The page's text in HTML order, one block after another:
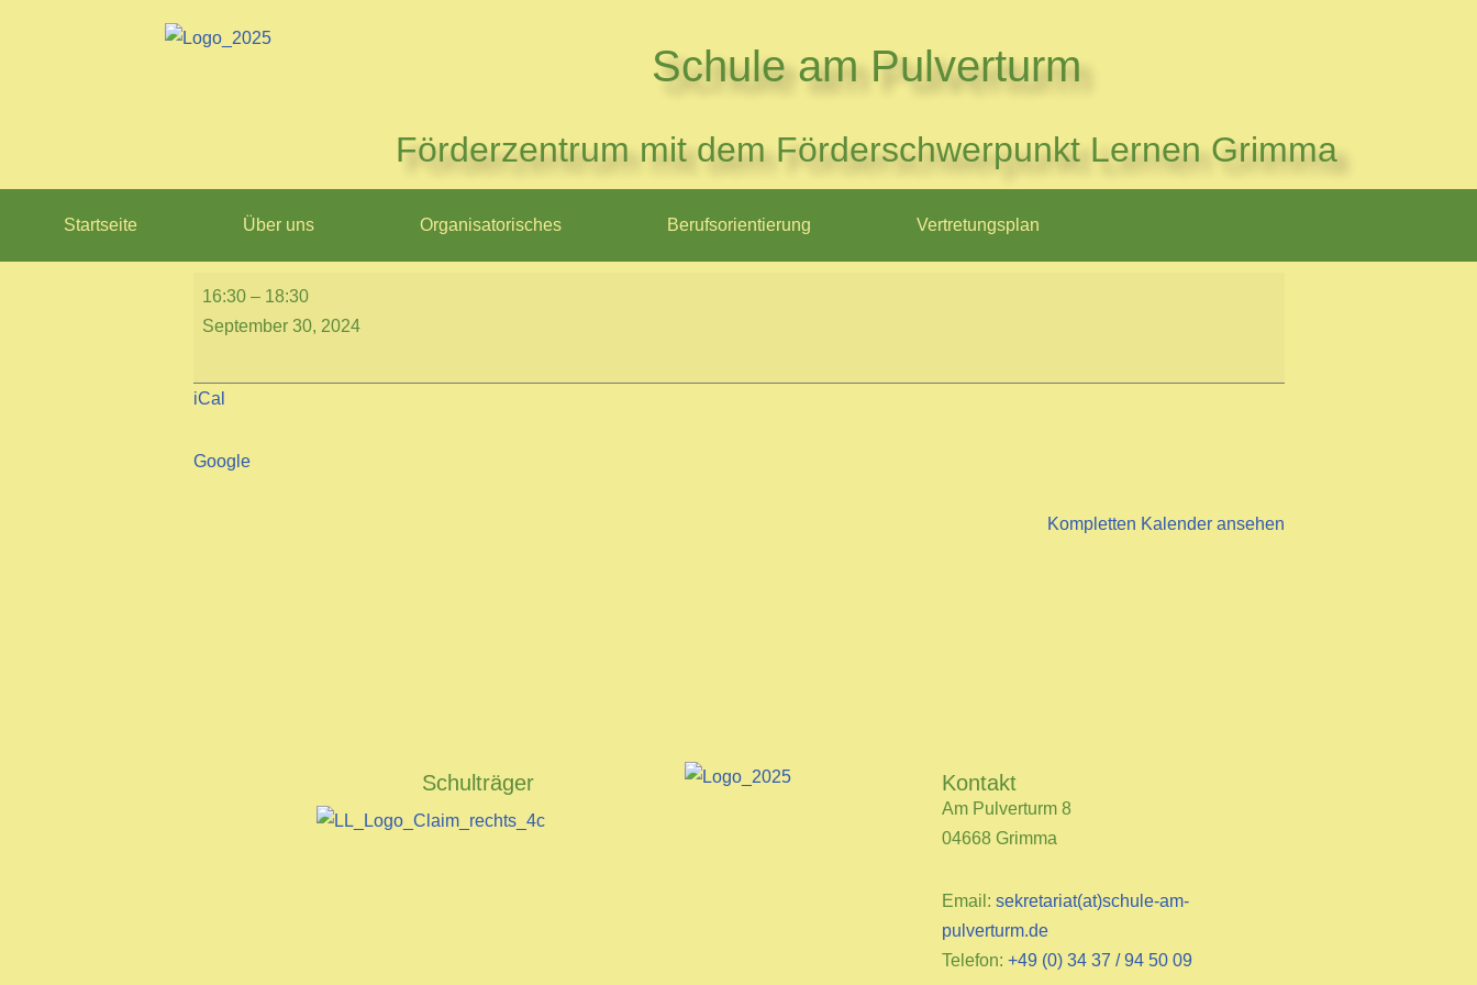
Schule am Pulverturm
Förderzentrum mit dem Förderschwerpunkt Lernen Grimma
Startseite Über uns Organisatorisches Berufsorientierung Vertretungsplan
16:30 – 18:30
September 30, 2024
iCal
Google
Kompletten Kalender ansehen
Schulträger Kontakt
Am Pulverturm 8
04668 Grimma
Email:sekretariat(at)schule-am-
pulverturm.de
Telefon:+49 (0) 34 37 / 94 50 09